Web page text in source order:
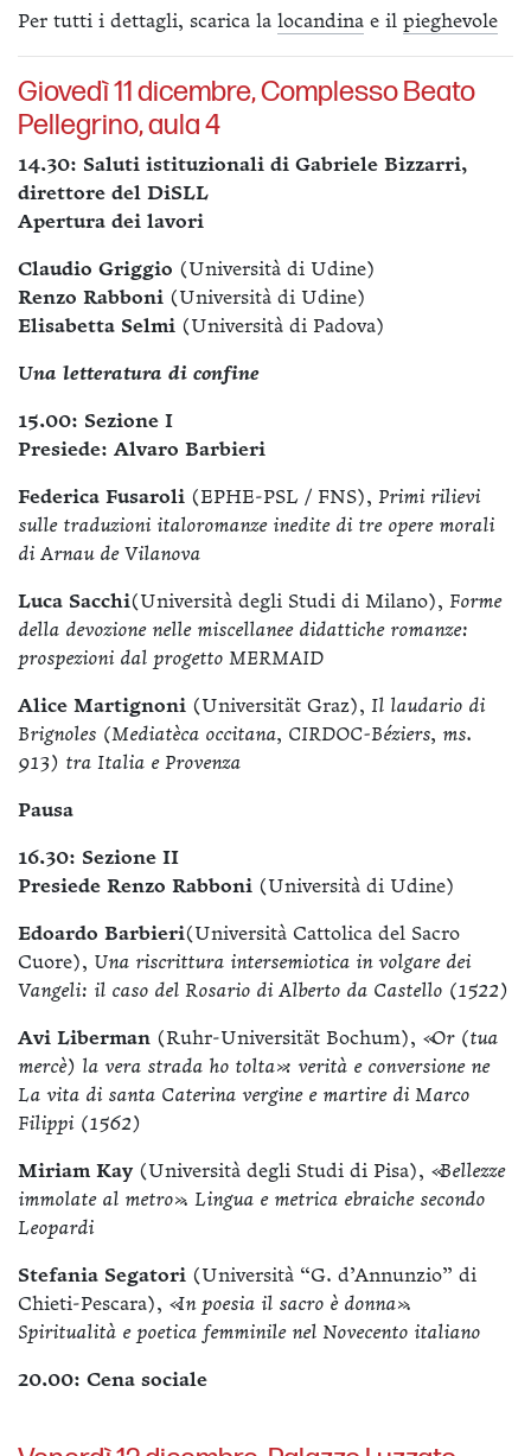
Per tutti i dettagli, scarica la locandina e il pieghevole
Giovedì 11 dicembre, Complesso Beato
Pellegrino, aula 4
14.30: Saluti istituzionali di Gabriele Bizzarri,
direttore del DiSLL
Apertura dei lavori
Claudio Griggio (Università di Udine)
Renzo Rabboni (Università di Udine)
Elisabetta Selmi (Università di Padova)
Una letteratura di confine
15.00: Sezione I
Presiede: Alvaro Barbieri
Federica Fusaroli (EPHE-PSL / FNS), Primi rilievi
sulle traduzioni italoromanze inedite di tre opere morali
di Arnau de Vilanova
Luca Sacchi(Università degli Studi di Milano), Forme
della devozione nelle miscellanee didattiche romanze:
prospezioni dal progetto MERMAID
Alice Martignoni (Universität Graz), Il laudario di
Brignoles (Mediatèca occitana, CIRDOC-Béziers, ms.
913) tra Italia e Provenza
Pausa
16.30: Sezione II
Presiede Renzo Rabboni (Università di Udine)
Edoardo Barbieri(Università Cattolica del Sacro
Cuore), Una riscrittura intersemiotica in volgare dei
Vangeli: il caso del Rosario di Alberto da Castello (1522)
Avi Liberman (Ruhr-Universität Bochum), «Or (tua
mercè) la vera strada ho tolta»: verità e conversione ne
La vita di santa Caterina vergine e martire di Marco
Filippi (1562)
Miriam Kay (Università degli Studi di Pisa), «Bellezze
immolate al metro». Lingua e metrica ebraiche secondo
Leopardi
Stefania Segatori (Università “G. d’Annunzio” di
Chieti-Pescara), «In poesia il sacro è donna».
Spiritualità e poetica femminile nel Novecento italiano
20.00: Cena sociale